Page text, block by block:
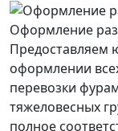
Оформление
Предоставляем
оформлении
перевозки
тяжеловесных
полное